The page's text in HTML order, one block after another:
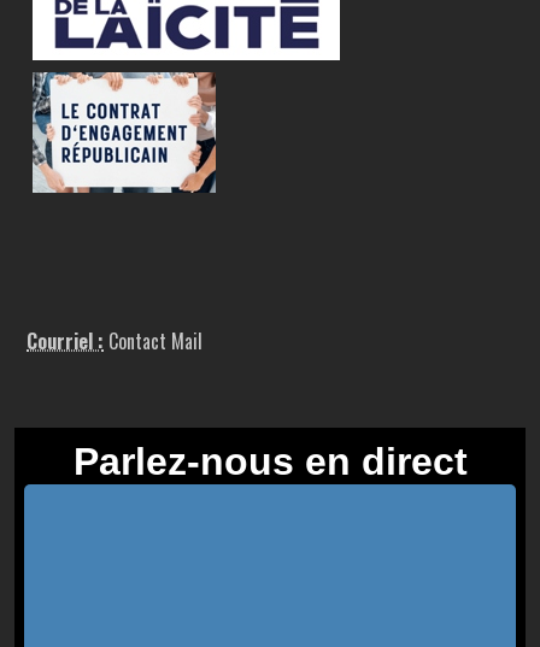
Courriel : Contact Mail